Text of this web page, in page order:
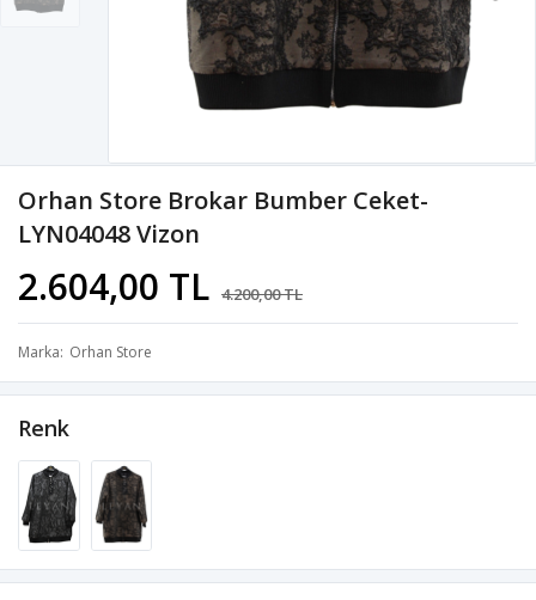
Orhan Store Brokar Bumber Ceket-
LYN04048 Vizon
2.604,00 TL 4.200,00 TL
Marka Orhan Store
Renk